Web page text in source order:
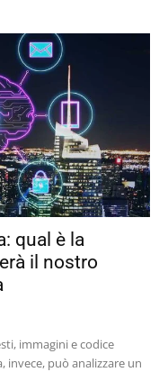
qual è la
il nostro
immagini e codice
invece, può analizzare un